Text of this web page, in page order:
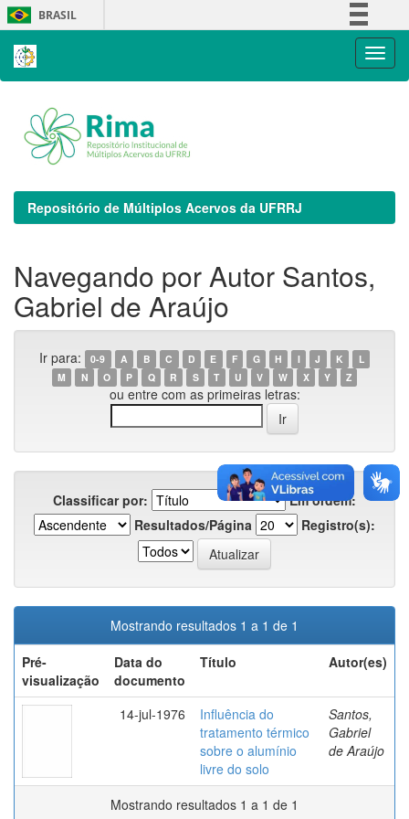
Skip
navigation
BRASIL
Repositório de Múltiplos Acervos da UFRRJ
Navegando por Autor Santos,
Gabriel de Araújo
Ir para: 0-9 A B C D E F G H I J K
L
M
N O P Q R S T U V W X Y Z
ou entre com as primeiras letras:
Classificar por:
Em ordem:
Resultados/Página
Registro(s):
Mostrando resultados 1 a 1 de 1
Pré-
visualização
Data do
documento
Título Autor(es)
14-jul-1976
Influência do
tratamento térmico
sobre o alumínio
livre do solo
Santos,
Gabriel
de Araújo
Mostrando resultados 1 a 1 de 1